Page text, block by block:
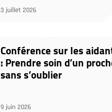
3 juillet 2026
Conférence sur les
: Prendre soin d’un
sans s’oublier
9 juin 2026